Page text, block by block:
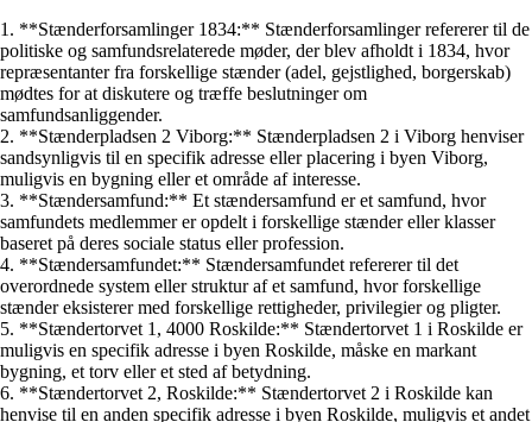
1. **Stænderforsamlinger 1834:** Stænderforsamlinger refererer til de
politiske og samfundsrelaterede møder, der blev afholdt i 1834, hvor
repræsentanter fra forskellige stænder (adel, gejstlighed, borgerskab)
mødtes for at diskutere og træffe beslutninger om
samfundsanliggender.
2. **Stænderpladsen 2 Viborg:** Stænderpladsen 2 i Viborg henviser
sandsynligvis til en specifik adresse eller placering i byen Viborg,
muligvis en bygning eller et område af interesse.
3. **Stændersamfund:** Et stændersamfund er et samfund, hvor
samfundets medlemmer er opdelt i forskellige stænder eller klasser
baseret på deres sociale status eller profession.
4. **Stændersamfundet:** Stændersamfundet refererer til det
overordnede system eller struktur af et samfund, hvor forskellige
stænder eksisterer med forskellige rettigheder, privilegier og pligter.
5. **Stændertorvet 1, 4000 Roskilde:** Stændertorvet 1 i Roskilde er
muligvis en specifik adresse i byen Roskilde, måske en markant
bygning, et torv eller et sted af betydning.
6. **Stændertorvet 2, Roskilde:** Stændertorvet 2 i Roskilde kan
henvise til en anden specifik adresse i byen Roskilde, muligvis et andet